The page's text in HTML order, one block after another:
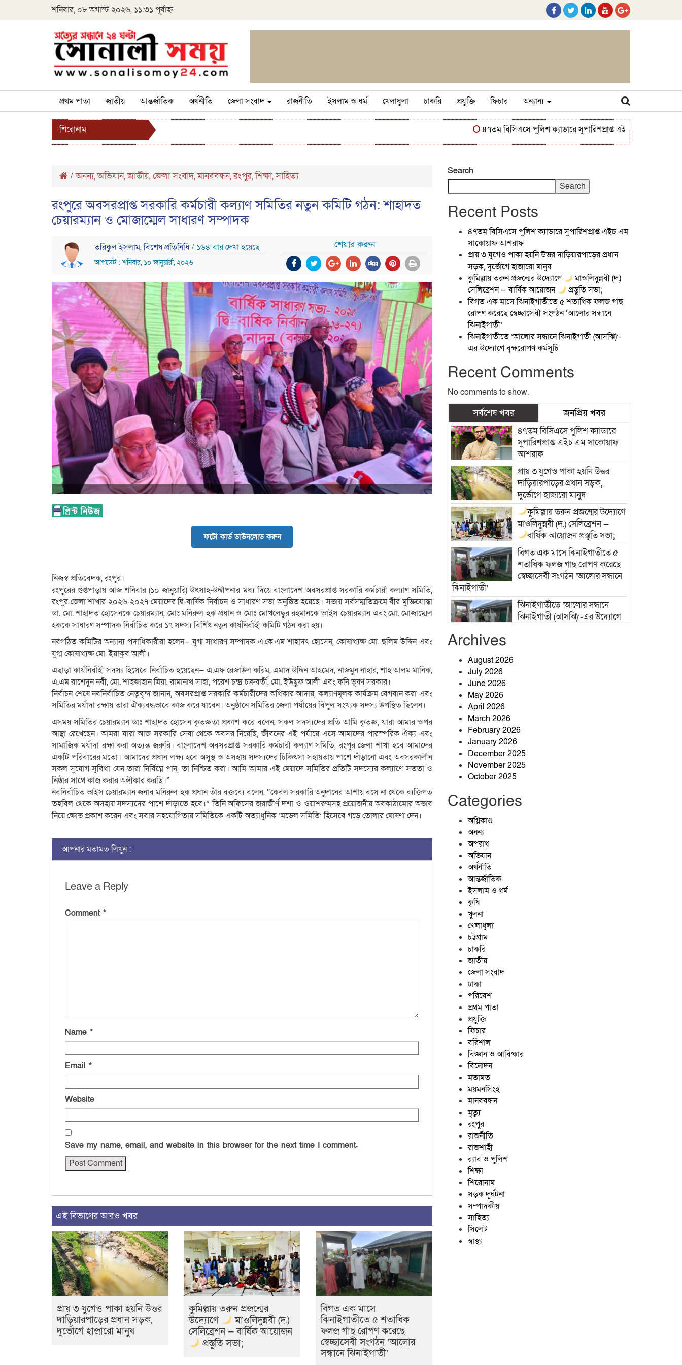
শনিবার, ০৮ অগাস্ট ২০২৬, ১১:৩১ পূর্বাহ্ন
প্রথম পাতা জাতীয় আন্তর্জাতিক অর্থনীতি জেলা সংবাদ রাজনীতি ইসলাম ও ধর্ম খেলাধুলা চাকরি প্রযুক্তি ফিচার অন্যান্য
শিরোনাম ৪৭তম বিসিএসে পুলিশ ক্যাডারে সুপারিশপ্রাপ্ত এইচ এম সাকোয়াফ আশরাফ
/অনন্য,অভিযান,জাতীয়,জেলা সংবাদ,মানববন্ধন,রংপুর,শিক্ষা,সাহিত্য
রংপুরে অবসরপ্রাপ্ত সরকারি কর্মচারী কল্যাণ সমিতির নতুন কমিটি গঠন: শাহাদত
চেয়ারম্যান ও মোজাম্মেল সাধারণ সম্পাদক
তরিকুল ইসলাম, বিশেষ প্রতিনিধি/ ১৬৪ বার দেখা হয়েছে
আপডেট : শনিবার, ১০ জানুয়ারী, ২০২৬
শেয়ার করুন
ফটো কার্ড ডাউনলোড করুন
​নিজস্ব প্রতিবেদক, রংপুর।
​রংপুরের গুপ্তপাড়ায় আজ শনিবার (১০ জানুয়ারি) উৎসাহ-উদ্দীপনার মধ্য দিয়ে বাংলাদেশ অবসরপ্রাপ্ত সরকারি কর্মচারী কল্যাণ সমিতি,
রংপুর জেলা শাখার ২০২৬-২০২৭ মেয়াদের দ্বি-বার্ষিক নির্বাচন ও সাধারণ সভা অনুষ্ঠিত হয়েছে। সভায় সর্বসম্মতিক্রমে বীর মুক্তিযোদ্ধা
ডা. মো. শাহাদত হোসেনকে চেয়ারম্যান, মোঃ মনিরুল হক প্রধান ও মোঃ মোখলেছুর রহমানকে ভাইস চেয়ারম্যান এবং মো. মোজাম্মেল
হককে সাধারণ সম্পাদক নির্বাচিত করে ১৭ সদস্য বিশিষ্ট নতুন কার্যনির্বাহী কমিটি গঠন করা হয়।
​নবগঠিত কমিটির অন্যান্য পদাধিকারীরা হলেন— যুগ্ম সাধারণ সম্পাদক এ.কে.এম শাহাদৎ হোসেন, কোষাধ্যক্ষ মো. ছলিম উদ্দিন এবং
যুগ্ম কোষাধ্যক্ষ মো. ইয়াকুব আলী।
​এছাড়া কার্যনির্বাহী সদস্য হিসেবে নির্বাচিত হয়েছেন— এ.এফ রেজাউল করিম, এমাদ উদ্দিন আহমেদ, নাজমুন নাহার, শাহ আলম মানিক,
এ.এম রাশেদুন নবী, মো. শাহজাহান মিয়া, রামানাথ সাহা, পরেশ চন্দ্র চক্রবর্তী, মো. ইউছুফ আলী এবং ফনি ভূষণ সরকার।
​নির্বাচন শেষে নবনির্বাচিত নেতৃবৃন্দ জানান, অবসরপ্রাপ্ত সরকারি কর্মচারীদের অধিকার আদায়, কল্যাণমূলক কার্যক্রম বেগবান করা এবং
সমিতির মর্যাদা রক্ষায় তারা ঐক্যবদ্ধভাবে কাজ করে যাবেন। অনুষ্ঠানে সমিতির জেলা পর্যায়ের বিপুল সংখ্যক সদস্য উপস্থিত ছিলেন।
এসময় সমিতির চেয়ারম্যান ডাঃ শাহাদত হোসেন কৃতজ্ঞতা প্রকাশ করে বলেন, সকল সদস্যদের প্রতি আমি কৃতজ্ঞ, যারা আমার ওপর
আস্থা রেখেছেন। আমরা যারা আজ সরকারি সেবা থেকে অবসর নিয়েছি, জীবনের এই পর্যায়ে এসে আমাদের পারস্পরিক ঐক্য এবং
সামাজিক মর্যাদা রক্ষা করা অত্যন্ত জরুরি। বাংলাদেশ অবসরপ্রাপ্ত সরকারি কর্মচারী কল্যাণ সমিতি, রংপুর জেলা শাখা হবে আমাদের
একটি পরিবারের মতো। আমাদের প্রধান লক্ষ্য হবে অসুস্থ ও অসহায় সদস্যদের চিকিৎসা সহায়তায় পাশে দাঁড়ানো এবং অবসরকালীন
সকল সুযোগ-সুবিধা যেন তারা নির্বিঘ্নে পান, তা নিশ্চিত করা। আমি আমার এই মেয়াদে সমিতির প্রতিটি সদস্যের কল্যাণে সততা ও
নিষ্ঠার সাথে কাজ করার অঙ্গীকার করছি।”
নবনির্বাচিত ভাইস চেয়ারম্যান জনাব মনিরুল হক প্রধান তাঁর বক্তব্যে বলেন, “কেবল সরকারি অনুদানের আশায় বসে না থেকে ব্যক্তিগত
তহবিল থেকে অসহায় সদস্যদের পাশে দাঁড়াতে হবে।” তিনি অফিসের জরাজীর্ণ দশা ও ওয়াশরুমসহ প্রয়োজনীয় অবকাঠামোর অভাব
নিয়ে ক্ষোভ প্রকাশ করেন এবং সবার সহযোগিতায় সমিতিকে একটি অত্যাধুনিক ‘মডেল সমিতি’ হিসেবে গড়ে তোলার ঘোষণা দেন।
আপনার মতামত লিখুন :
Leave a Reply
Comment *
Name *
Email *
Website
Save my name, email, and website in this browser for the next time I comment.
এই বিভাগের আরও খবর
প্রায় ৩ যুগেও পাকা হয়নি উত্তর
দাড়িয়ারপাড়ের প্রধান সড়ক,
দুর্ভোগে হাজারো মানুষ
কুমিল্লায় তরুন প্রজন্মের
উদ্যোগে
মাওলিদুন্নবী (দ.)
সেলিব্রেশন — বার্ষিক আয়োজন
প্রস্তুতি সভা;
বিগত এক মাসে
ঝিনাইগাতীতে ৫ শতাধিক
ফলজ গাছ রোপণ করেছে
স্বেচ্ছাসেবী সংগঠন ‘আলোর
সন্ধানে ঝিনাইগাতী’
Search
Search
Recent Posts
৪৭তম বিসিএসে পুলিশ ক্যাডারে সুপারিশপ্রাপ্ত এইচ এম
সাকোয়াফ আশরাফ
প্রায় ৩ যুগেও পাকা হয়নি উত্তর দাড়িয়ারপাড়ের প্রধান
সড়ক, দুর্ভোগে হাজারো মানুষ
কুমিল্লায় তরুন প্রজন্মের উদ্যোগে
মাওলিদুন্নবী (দ.)
সেলিব্রেশন — বার্ষিক আয়োজন
প্রস্তুতি সভা;
বিগত এক মাসে ঝিনাইগাতীতে ৫ শতাধিক ফলজ গাছ
রোপণ করেছে স্বেচ্ছাসেবী সংগঠন ‘আলোর সন্ধানে
ঝিনাইগাতী’
ঝিনাইগাতীতে ‘আলোর সন্ধানে ঝিনাইগাতী (আসঝি)’-
এর উদ্যোগে বৃক্ষরোপণ কর্মসূচি
Recent Comments
No comments to show.
সর্বশেষ খবর জনপ্রিয় খবর
৪৭তম বিসিএসে পুলিশ ক্যাডারে
সুপারিশপ্রাপ্ত এইচ এম সাকোয়াফ
আশরাফ
প্রায় ৩ যুগেও পাকা হয়নি উত্তর
দাড়িয়ারপাড়ের প্রধান সড়ক,
দুর্ভোগে হাজারো মানুষ
কুমিল্লায় তরুন প্রজন্মের উদ্যোগে
মাওলিদুন্নবী (দ.) সেলিব্রেশন —
বার্ষিক আয়োজনপ্রস্তুতি সভা;
বিগত এক মাসে ঝিনাইগাতীতে ৫
শতাধিক ফলজ গাছ রোপণ করেছে
স্বেচ্ছাসেবী সংগঠন ‘আলোর সন্ধানে
ঝিনাইগাতী’
ঝিনাইগাতীতে ‘আলোর সন্ধানে
ঝিনাইগাতী (আসঝি)’-এর উদ্যোগে
ফুলেল শুভেচ্ছা
ডুবে ১ পর্যটকের মৃত্যু।
Archives
August 2026
July 2026
June 2026
May 2026
April 2026
March 2026
February 2026
January 2026
December 2025
November 2025
October 2025
Categories
অগ্নিকাণ্ড
অনন্য
অপরাধ
অভিযান
অর্থনীতি
আন্তর্জাতিক
ইসলাম ও ধর্ম
কৃষি
খুলনা
খেলাধুলা
চট্টগ্রাম
চাকরি
জাতীয়
জেলা সংবাদ
ঢাকা
পরিবেশ
প্রথম পাতা
প্রযুক্তি
ফিচার
বরিশাল
বিজ্ঞান ও আবিষ্কার
বিনোদন
মতামত
ময়মনসিংহ
মানববন্ধন
মৃত্যু
রংপুর
রাজনীতি
রাজশাহী
র‍্যাব ও পুলিশ
শিক্ষা
শিরোনাম
সড়ক দূর্ঘটনা
সম্পাদকীয়
সাহিত্য
সিলেট
স্বাস্থ্য